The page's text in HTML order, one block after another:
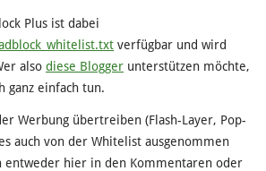
Plus ist dabei
verfügbar und wird
also diese Blogger unterstützen möchte,
ganz einfach tun.
Werbung übertreiben (Flash-Layer, Pop-
auch von der Whitelist ausgenommen
entweder hier in den Kommentaren oder